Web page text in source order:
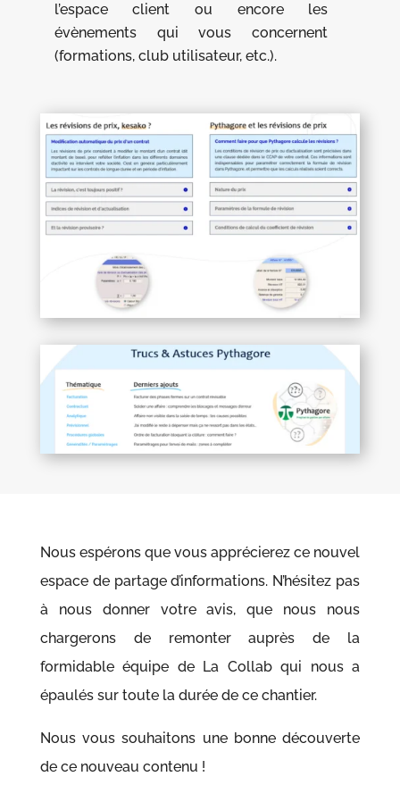
l’espace client ou encore les
évènements qui vous concernent
(formations, club utilisateur, etc.).
Nous espérons que vous apprécierez ce nouvel
espace de partage d’informations. N’hésitez pas
à nous donner votre avis, que nous nous
chargerons de remonter auprès de la
formidable équipe de La Collab qui nous a
épaulés sur toute la durée de ce chantier.
Nous vous souhaitons une bonne découverte
de ce nouveau contenu !